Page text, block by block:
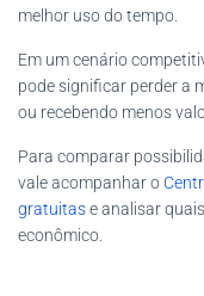
melhor uso do tempo.
Em um cenário
pode significar perder a
ou recebendo menos
Para comparar
vale acompanhar o
gratuitase analisar
econômico.